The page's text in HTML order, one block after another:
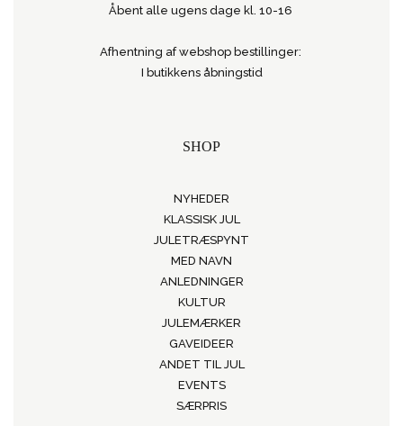
Åbent alle ugens dage kl. 10-16
Afhentning af webshop bestillinger:
I butikkens åbningstid
SHOP
NYHEDER
KLASSISK JUL
JULETRÆSPYNT
MED NAVN
ANLEDNINGER
KULTUR
JULEMÆRKER
GAVEIDEER
ANDET TIL JUL
EVENTS
SÆRPRIS